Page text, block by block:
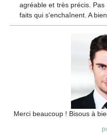
agréable et très précis.
faits qui s'enchaînent. A
Merci beaucoup ! Bisous à